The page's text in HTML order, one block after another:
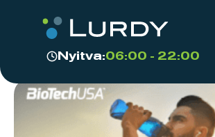
Nyitva:06:00 - 22:00